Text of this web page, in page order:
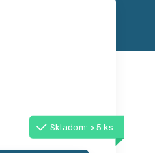
Skladom: > 5 ks